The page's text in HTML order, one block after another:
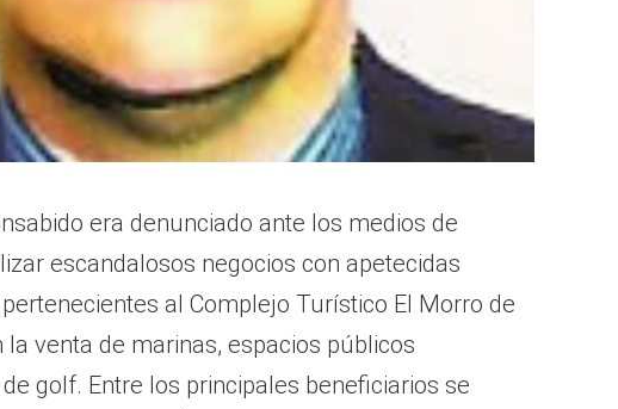
era denunciado ante los medios de
escandalosos negocios con apetecidas
al Complejo Turístico El Morro de
venta de marinas, espacios públicos
golf. Entre los principales beneficiarios se